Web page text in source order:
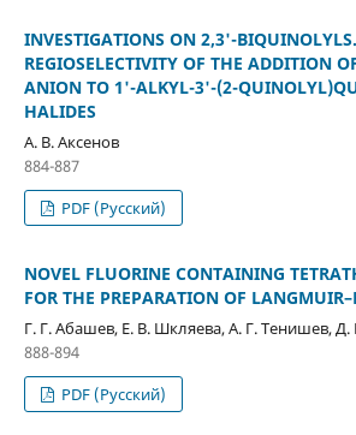
INVESTIGATIONS ON 2,3'-
REGIOSELECTIVITY OF THE ADDITION
ANION TO 1'-ALKYL-3'-(2-
HALIDES
А. В. Аксенов
884-887
PDF (Русский)
NOVEL FLUORINE CONTAINING
FOR THE PREPARATION OF
Г. Г. Абашев, Е. В. Шкляева, А. Г. Тенишев,
888-894
PDF (Русский)